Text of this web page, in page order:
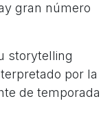
gran número
storytelling
por la
de temporada